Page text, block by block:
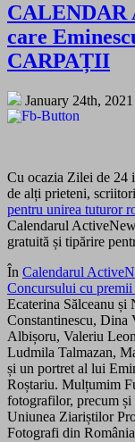
CALENDAR
care
CARPAȚII
January 24th, 2021
Cu ocazia Zilei de 24
de alți prieteni,
pentru unirea tuturor
Calendarul
gratuită și tipărire
În Calendarul
Concursului cu
Ecaterina Sălceanu
Constantinescu,
Albișoru, Valeriu
Ludmila Talmazan,
și un portret al lui
Roștariu. Mulțumim
fotografilor, precum
Uniunea Ziariștilor
Fotografi din